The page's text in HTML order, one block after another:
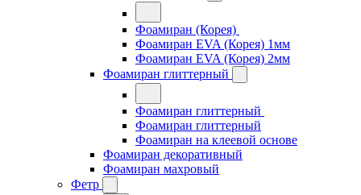
Фоамиран (Корея)
Фоамиран EVA (Корея) 1мм
Фоамиран EVA (Корея) 2мм
Фоамиран глиттерный
Фоамиран глиттерный
Фоамиран глиттерный
Фоамиран на клеевой основе
Фоамиран декоративный
Фоамиран махровый
Фетр